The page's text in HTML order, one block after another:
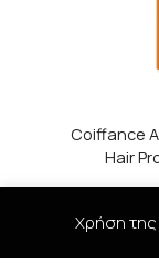
Coiffance
Hair
Χρήση της